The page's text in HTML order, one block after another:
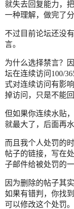
就失去回复能力，
一种理解，做完了
不过目前论坛还没
言。
为什么选择禁言？
坛在连续访问100/
式对连续访问有影
掉访问，只是不能
但如果你连续水贴
就最大了，后面再
而且我个人处罚的
帖子的链接，写在
子邮件给被处罚的一
因为删除的帖子其
如果有错判，你找
可以修改这个处罚。